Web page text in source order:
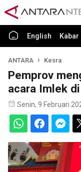
English Kabar
ANTARA Kesra
Pemprov
acara Imlek
Senin, 9 Februari